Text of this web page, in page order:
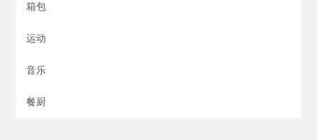
箱包
运动
音乐
餐厨